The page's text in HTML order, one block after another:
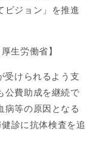
ビジョン」を推進
生労働省】
受けられるよう支
公費助成を継続で
病等の原因となる
診に抗体検査を追